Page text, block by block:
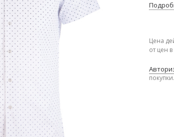
Цена
от цен
покупки.